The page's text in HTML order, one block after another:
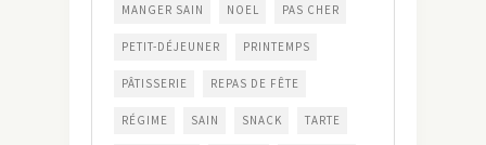
MANGER SAIN NOEL PAS CHER
PETIT-DÉJEUNER PRINTEMPS
PÂTISSERIE REPAS DE FÊTE
RÉGIME SAIN SNACK TARTE